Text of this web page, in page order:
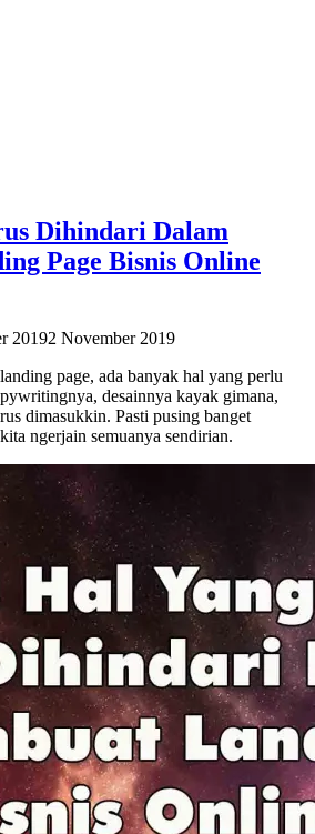
Dihindari Dalam
Page Bisnis Online
20192 November 2019
page, ada banyak hal yang perlu
desainnya kayak gimana,
dimasukkin. Pasti pusing banget
ngerjain semuanya sendirian.